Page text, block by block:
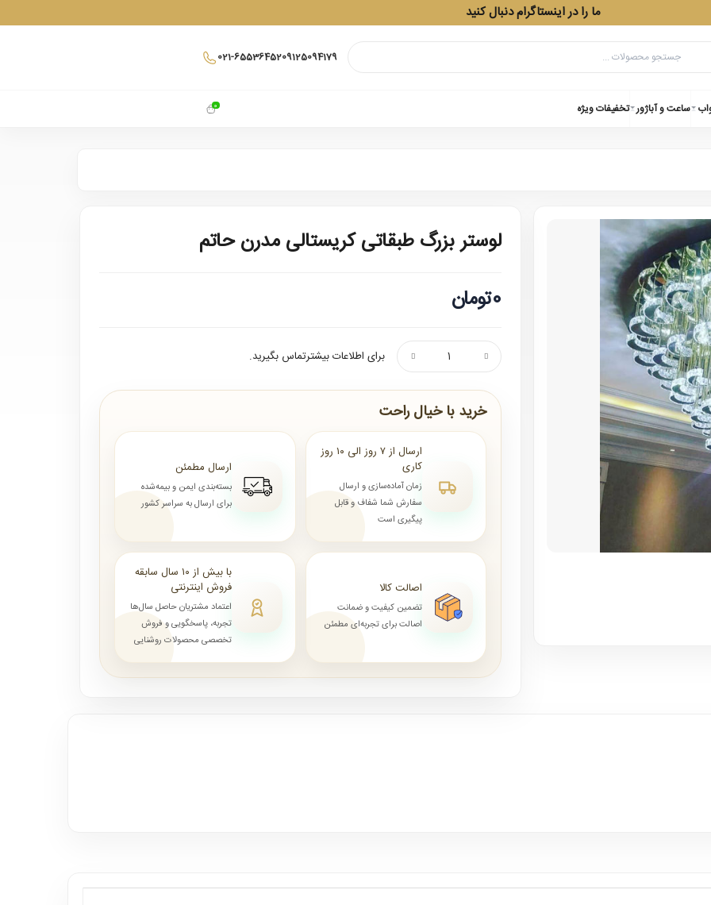
ما را در اینستاگرام دنبال کنید
021-6553645209125094179
0 ساعت و آباژور تخفیفات ویژه
لوستر بزرگ طبقاتی کریستالی مدرن حاتم
0تومان
برای اطلاعات بیشترتماس بگیرید.
خرید با خیال راحت
ارسال از ۷ روز الی ۱۰ روز
کاری
زمان آماده‌سازی و ارسال
سفارش شما شفاف و قابل
پیگیری است
ارسال مطمئن
بسته‌بندی ایمن و بیمه‌شده
برای ارسال به سراسر کشور
اصالت کالا
تضمین کیفیت و ضمانت
اصالت برای تجربه‌ای مطمئن
با بیش از ۱۰ سال سابقه
فروش اینترنتی
اعتماد مشتریان حاصل سال‌ها
تجربه، پاسخگویی و فروش
تخصصی محصولات روشنایی